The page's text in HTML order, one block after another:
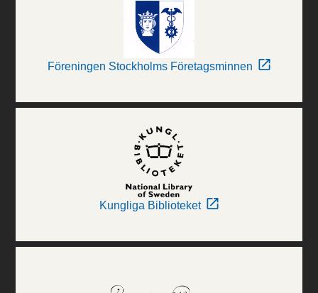
Föreningen Stockholms Företagsminnen
Kungliga Biblioteket